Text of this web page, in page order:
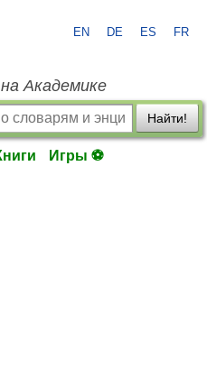
EN DE ES FR
Академике
Найти!
Игры ⚽